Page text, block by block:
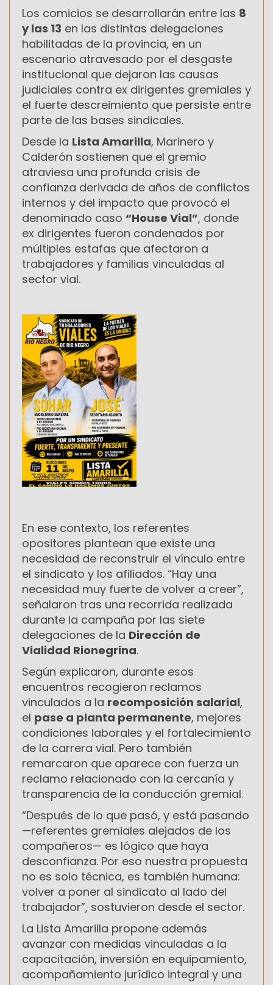
Los comicios se desarrollarán entre las 8
y las 13 en las distintas delegaciones
habilitadas de la provincia, en un
escenario atravesado por el desgaste
institucional que dejaron las causas
judiciales contra ex dirigentes gremiales y
el fuerte descreimiento que persiste entre
parte de las bases sindicales.
Desde la Lista Amarilla, Marinero y
Calderón sostienen que el gremio
atraviesa una profunda crisis de
confianza derivada de años de conflictos
internos y del impacto que provocó el
denominado caso “House Vial”, donde
ex dirigentes fueron condenados por
múltiples estafas que afectaron a
trabajadores y familias vinculadas al
sector vial.
En ese contexto, los referentes
opositores plantean que existe una
necesidad de reconstruir el vínculo entre
el sindicato y los afiliados. “Hay una
necesidad muy fuerte de volver a creer”,
señalaron tras una recorrida realizada
durante la campaña por las siete
delegaciones de la Dirección de
Vialidad Rionegrina.
Según explicaron, durante esos
encuentros recogieron reclamos
vinculados a la recomposición salarial,
el pase a planta permanente, mejores
condiciones laborales y el fortalecimiento
de la carrera vial. Pero también
remarcaron que aparece con fuerza un
reclamo relacionado con la cercanía y
transparencia de la conducción gremial.
“Después de lo que pasó, y está pasando
—referentes gremiales alejados de los
compañeros— es lógico que haya
desconfianza. Por eso nuestra propuesta
no es solo técnica, es también humana:
volver a poner al sindicato al lado del
trabajador”, sostuvieron desde el sector.
La Lista Amarilla propone además
avanzar con medidas vinculadas a la
capacitación, inversión en equipamiento,
acompañamiento jurídico integral y una